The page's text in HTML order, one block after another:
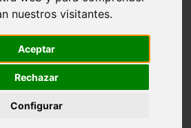
nuestros visitantes.
Aceptar
Rechazar
Configurar